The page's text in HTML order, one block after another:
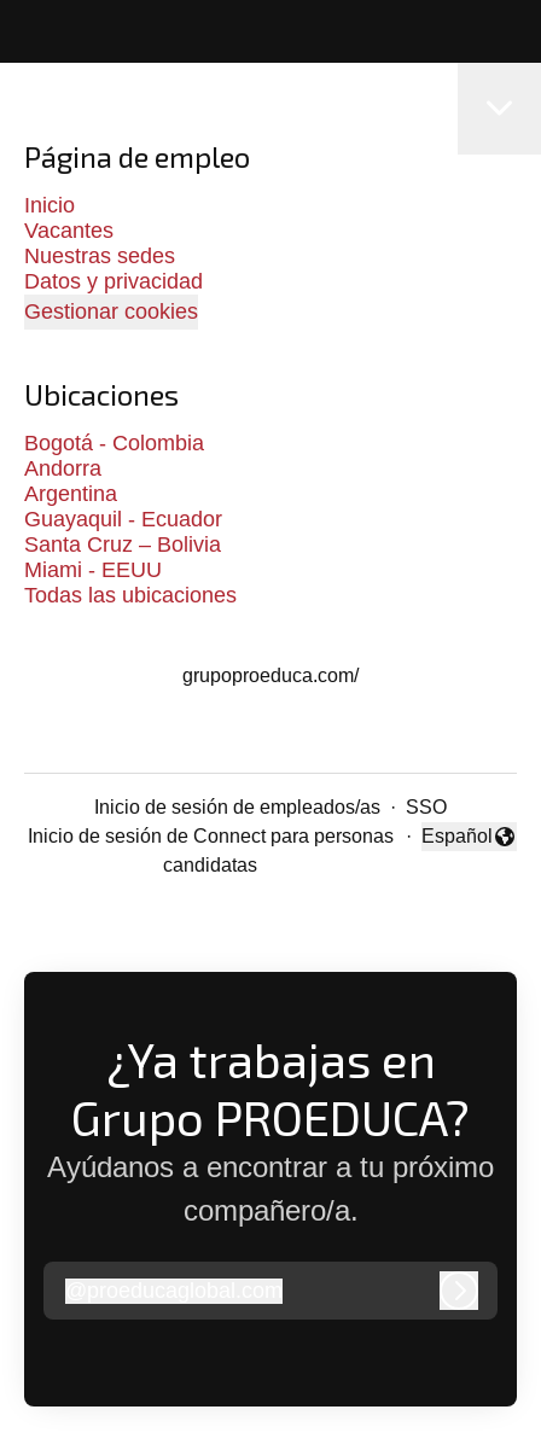
Página de empleo
Inicio
Vacantes
Nuestras sedes
Datos y privacidad
Gestionar cookies
Ubicaciones
Bogotá - Colombia
Andorra
Argentina
Guayaquil - Ecuador
Santa Cruz – Bolivia
Miami - EEUU
Todas las ubicaciones
grupoproeduca.com/
Inicio de sesión de empleados/as · SSO
Inicio de sesión de Connect para personas
candidatas
·
Cambiar
Español
¿Ya trabajas en
Grupo PROEDUCA?
Ayúdanos a encontrar a tu próximo
compañero/a.
proeducaglobal.com